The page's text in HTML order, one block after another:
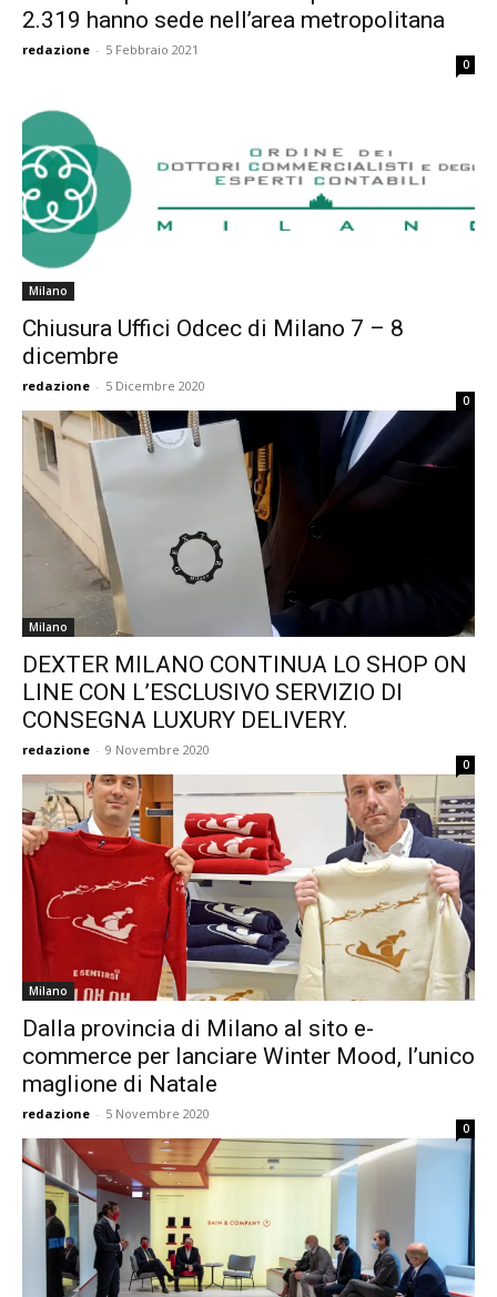
2.319 hanno sede nell’area metropolitana
redazione - 5 Febbraio 2021
0
Milano
Chiusura Uffici Odcec di Milano 7 – 8
dicembre
redazione - 5 Dicembre 2020
0
Milano
DEXTER MILANO CONTINUA LO SHOP ON
LINE CON L’ESCLUSIVO SERVIZIO DI
CONSEGNA LUXURY DELIVERY.
redazione - 9 Novembre 2020
0
Milano
Dalla provincia di Milano al sito e-
commerce per lanciare Winter Mood, l’unico
maglione di Natale
redazione - 5 Novembre 2020
0